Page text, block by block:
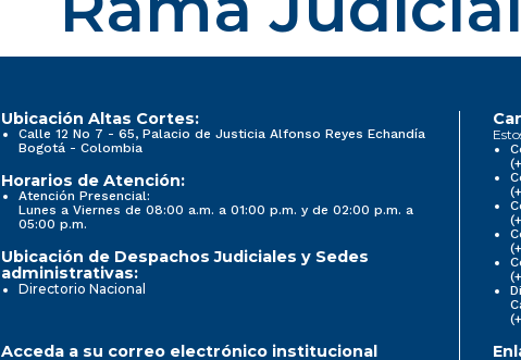
Ubicación Altas Cortes:
Calle 12 No 7 - 65, Palacio de Justicia Alfonso Reyes Echandía
Bogotá - Colombia
Horarios de Atención:
Atención Presencial:
Lunes a Viernes de 08:00 a.m. a 01:00 p.m. y de 02:00 p.m. a
05:00 p.m.
Ubicación de Despachos Judiciales y Sedes
administrativas:
Directorio Nacional
Acceda a su correo electrónico institucional